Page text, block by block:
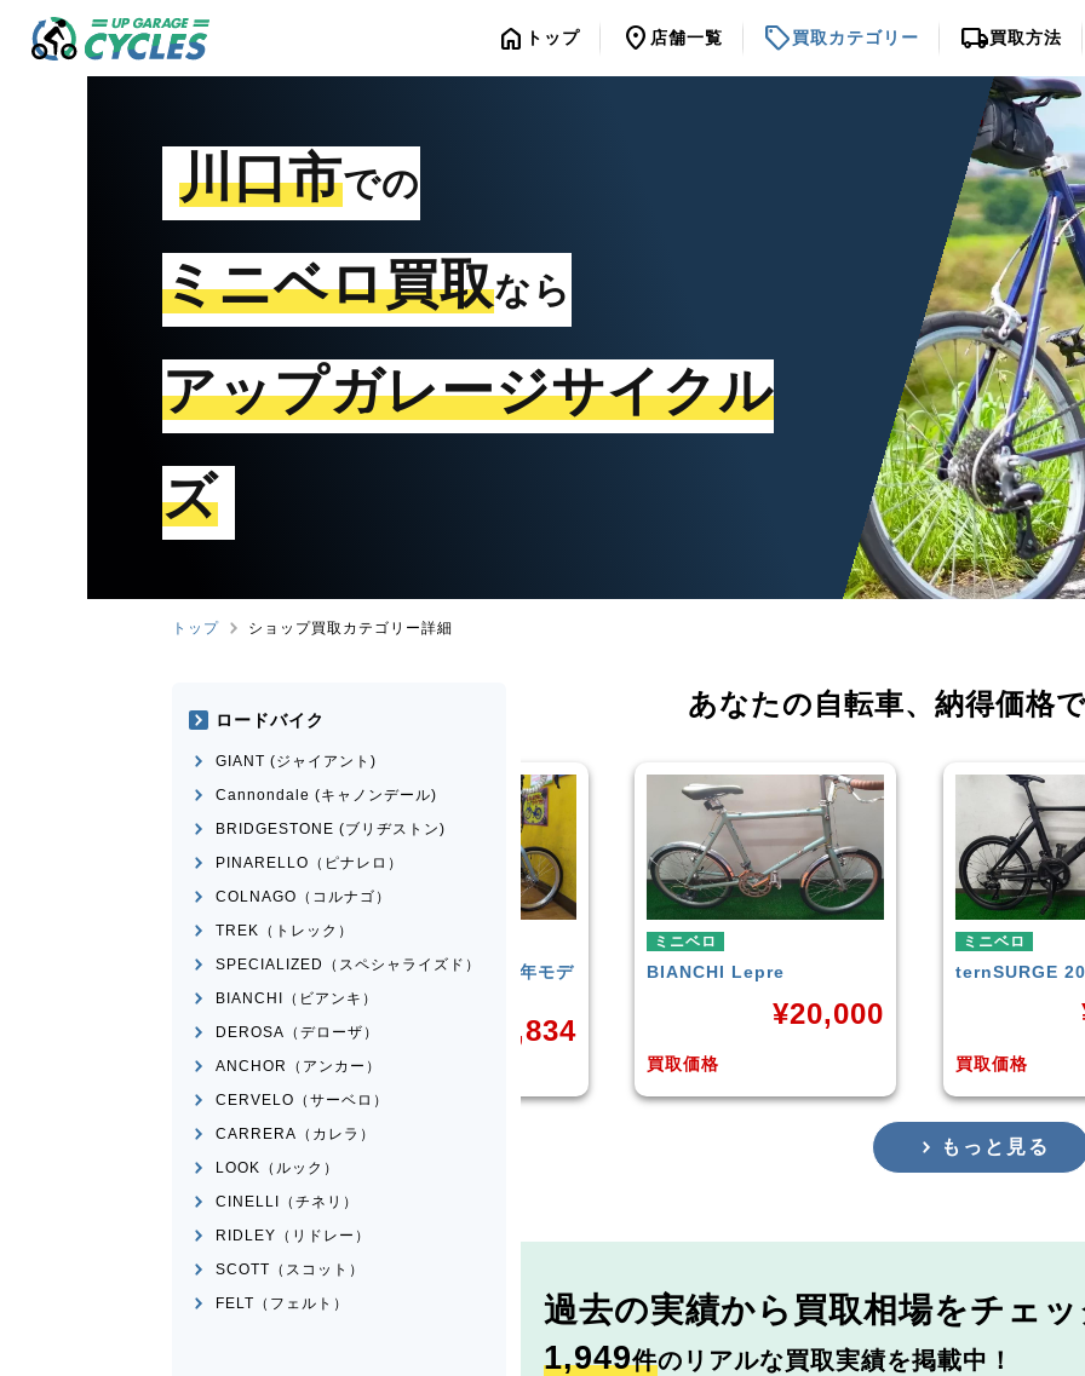
home トップ location_on 店舗一覧 sell買取カテゴリー local_shipping買取方法
川口市での
ミニベロ買取なら
アップガレージサイクル
ズ
トップ ショップ買取カテゴリー詳細
あなたの自転車、 納得価格
ミニベロ
DAHONMAKO 2021年モデ
ル
買取価格
¥
BIANCHI Lepre
20,000
SURGE 2021年モデル
もっと見る
過去の実績から 買取相場をチェ
1,949件のリアルな買取実績を掲載中！
ロードバイク
GIANT (ジャイアント)
Cannondale (キャノンデール)
BRIDGESTONE (ブリヂストン)
PINARELLO（ピナレロ）
COLNAGO（コルナゴ）
TREK（トレック）
SPECIALIZED（スペシャライズド）
BIANCHI（ビアンキ）
DEROSA（デローザ）
ANCHOR（アンカー）
CERVELO（サーベロ）
CARRERA（カレラ）
LOOK（ルック）
CINELLI（チネリ）
RIDLEY（リドレー）
SCOTT（スコット）
FELT（フェルト）